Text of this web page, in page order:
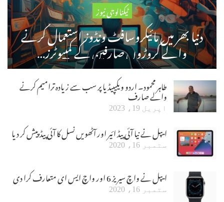
ٹیکنالوجی نیوز
دنیا بھر میں مائیکروسافٹ ونڈوز استعمال کرنے
والے کروڑوں صارفین کے کمپیوٹرز…
طاہر محمود۔ اردو ویکیپیڈیا پر سب سے زیادہ ترامیم کرنے
والے صارف
اپریل 19، 2023
ایپل نے نیا آئی پیڈ ائیر اور آٹھویں نسل کا آئی پیڈ پیش کر دیا
ستمبر 16، 2020
ایپل نے واچ سیریز 6 اور واچ ایس ای متعارف کرا دی
ستمبر 16، 2020